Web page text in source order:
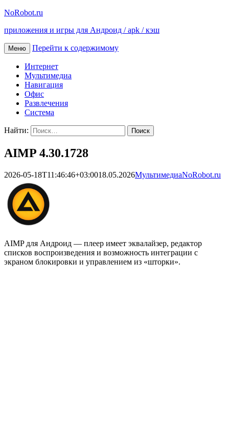
NoRobot.ru
приложения и игры для Андроид / apk / кэш
Меню Перейти к содержимому
Интернет
Мультимедиа
Навигация
Офис
Развлечения
Система
Найти:
AIMP 4.30.1728
2026-05-18T11:46:46+03:0018.05.2026МультимедиаNoRobot.ru
AIMP для Андроид — плеер имеет эквалайзер, редактор
списков воспроизведения и возможность интеграции с
экраном блокировки и управлением из «шторки».